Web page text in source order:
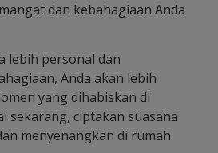
dan kebahagiaan Anda
lebih personal dan
Anda akan lebih
yang dihabiskan di
sekarang, ciptakan suasana
menyenangkan di rumah